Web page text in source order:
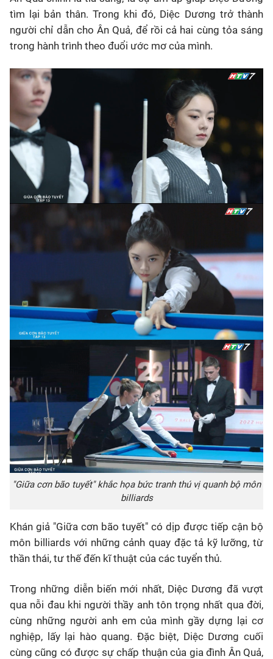
tìm lại bản thân. Trong khi đó, Diệc Dương trở thành
người chỉ dẫn cho Ân Quả, để rồi cả hai cùng tỏa sáng
trong hành trình theo đuổi ước mơ của mình.
"Giữa cơn bão tuyết" khắc họa bức tranh thú vị quanh bộ môn
billiards
Khán giả "Giữa cơn bão tuyết" có dịp được tiếp cận bộ
môn billiards với những cảnh quay đặc tả kỹ lưỡng, từ
thần thái, tư thế đến kĩ thuật của các tuyển thủ.
Trong những diễn biến mới nhất, Diệc Dương đã vượt
qua nỗi đau khi người thầy anh tôn trọng nhất qua đời,
cùng những người anh em của mình gầy dựng lại cơ
nghiệp, lấy lại hào quang. Đặc biệt, Diệc Dương cuối
cùng cũng có được sự chấp thuận của gia đình Ân Quả,